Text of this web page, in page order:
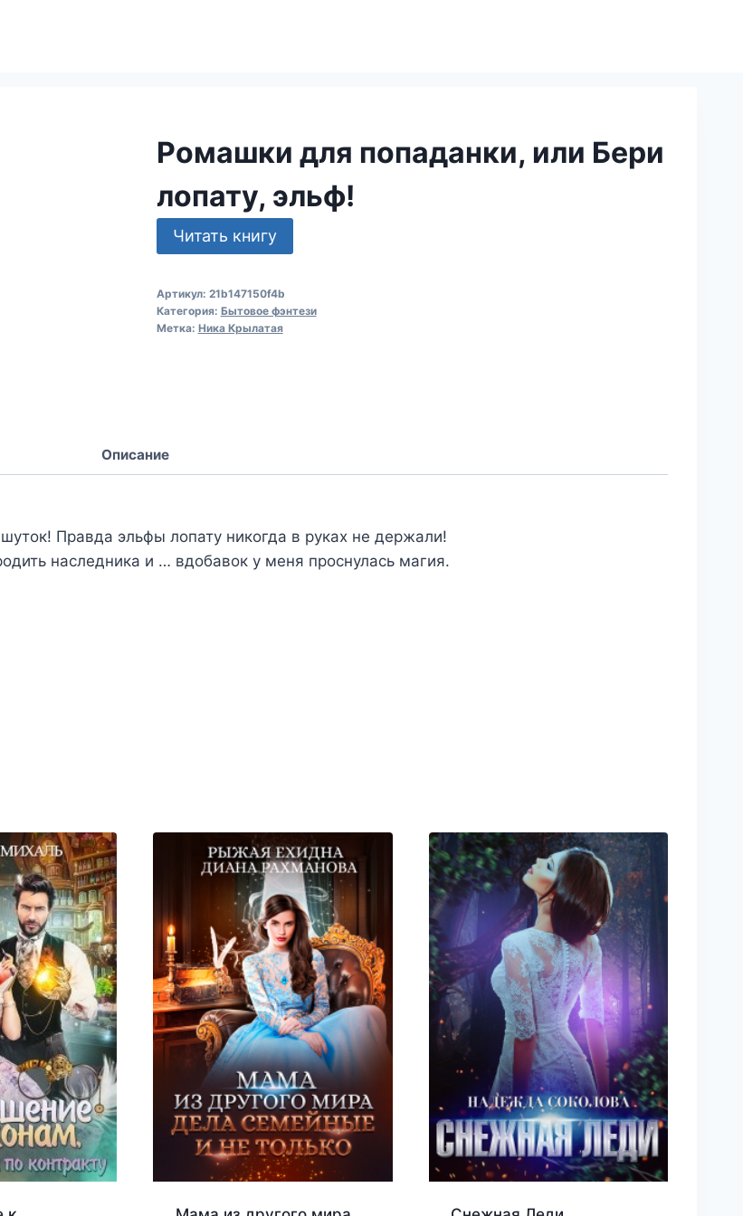
Ромашки для попаданки, или Бери
лопату, эльф!
Читать книгу
Артикул: 21b147150f4b
Категория: Бытовое фэнтези
Метка: Ника Крылатая
Описание
Правда эльфы лопату никогда в руках не держали!
наследника и … вдобавок у меня проснулась магия.